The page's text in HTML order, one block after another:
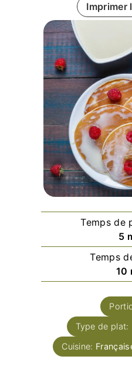
Imprimer
Temps de
5
Temps
10
Type de plat:
Cuisine: